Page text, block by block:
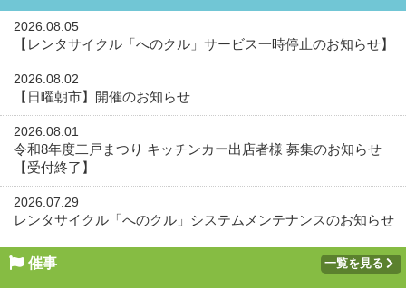
2026.08.05
【レンタサイクル「へのクル」サービス一時停止のお知らせ】
2026.08.02
【日曜朝市】開催のお知らせ
2026.08.01
令和8年度二戸まつり キッチンカー出店者様 募集のお知らせ
【受付終了】
2026.07.29
レンタサイクル「へのクル」システムメンテナンスのお知らせ
催事 一覧を見る